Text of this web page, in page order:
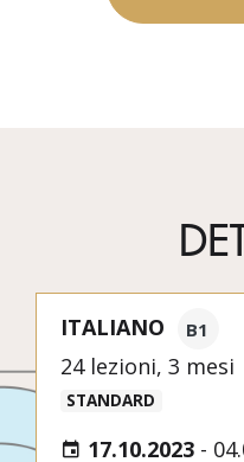
ITALIANO B1
24 lezioni, 3 mesi
STANDARD
17.10.2023 -